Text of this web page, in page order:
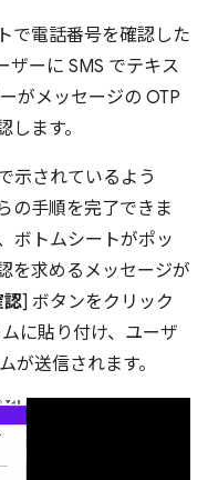
で電話番号を確認した
ザーに SMS でテキス
がメッセージの OTP
ます。
示されているよう
の手順を完了できま
ボトムシートがポッ
を求めるメッセージが
認] ボタンをクリック
に貼り付け、ユーザ
が送信されます。